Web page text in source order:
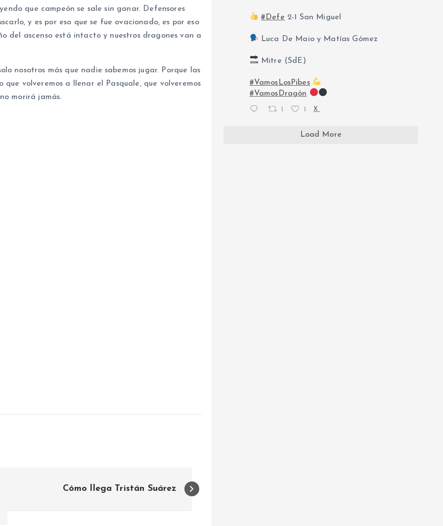
que campeón se sale sin ganar. Defensores
y es por eso que se fue ovacionado, es por eso
del ascenso está intacto y nuestros dragones van a
nosotros más que nadie sabemos jugar. Porque las
que volveremos a llenar el Pasquale, que volveremos
morirá jamás.
Cómo llega Tristán Suárez
#Defe 2-1 San Miguel
Luca De Maio y Matías Gómez
Mitre (SdE)
#VamosLosPibes
#VamosDragón
1 1 X
Load More